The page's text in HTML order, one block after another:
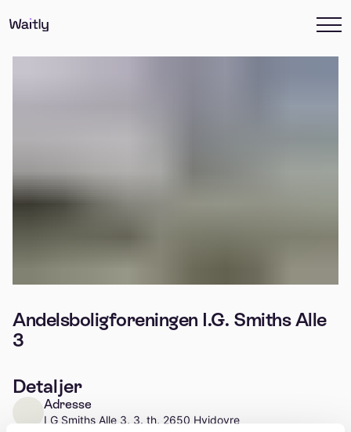
Andelsboligforeningen I.G. Smiths Alle
3
Detaljer
Adresse
I G Smiths Alle 3, 3. th, 2650 Hvidovre